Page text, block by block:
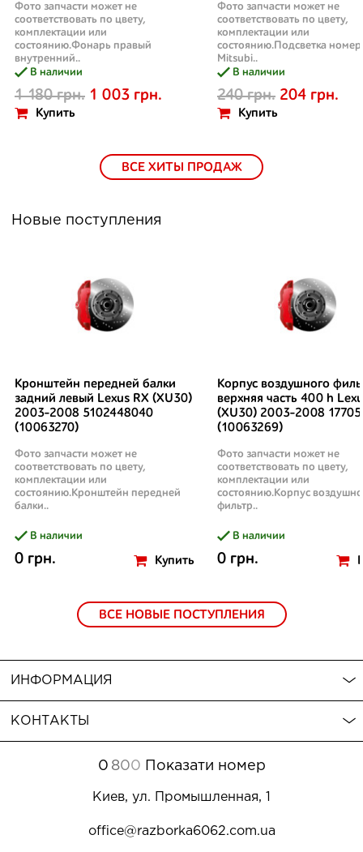
Фото запчасти может не
соответствовать по цвету,
комплектации или
состоянию.Фонарь правый
внутренний..
В наличии
1 180 грн. 1 003 грн.
Купить
Фото запчасти может не
соответствовать по цвету,
комплектации или
состоянию.Подсветка
Mitsubi..
В наличии
240 грн. 204 грн.
Купить
ВСЕ ХИТЫ ПРОДАЖ
Новые поступления
Кронштейн передней балки
задний левый Lexus RX (XU30)
2003-2008 5102448040
(10063270)
Фото запчасти может не
соответствовать по цвету,
комплектации или
состоянию.Кронштейн передней
балки..
В наличии
0 грн. Купить
Корпус воздушного
верхняя часть 400 h
(XU30) 2003-2008
(10063269)
Фото запчасти может не
соответствовать по цвету,
комплектации или
состоянию.Корпус
фильтр..
В наличии
0 грн.
ВСЕ НОВЫЕ ПОСТУПЛЕНИЯ
ИНФОРМАЦИЯ
КОНТАКТЫ
0 800 Показати номер
Киев, ул. Промышленная, 1
office@razborka6062.com.ua